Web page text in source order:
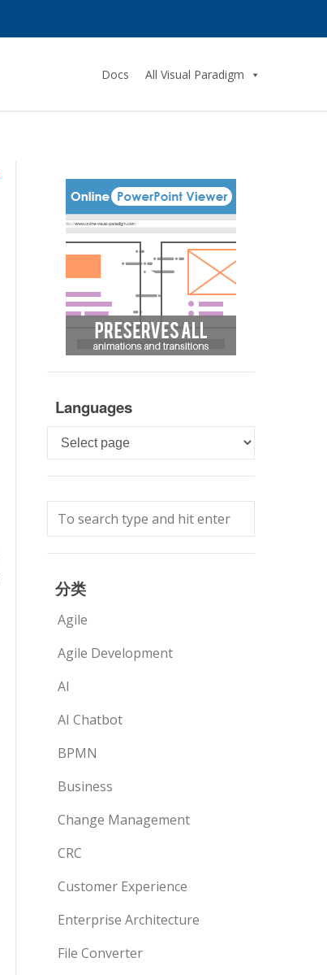
Docs All Visual Paradigm
Languages
Languages
分类
Agile
Agile Development
AI
AI Chatbot
BPMN
Business
Change Management
CRC
Customer Experience
Enterprise Architecture
File Converter